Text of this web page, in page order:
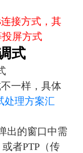
接方式，其
屏方式
式
一样，具体
处理方案汇
出的窗口中需
者PTP（传